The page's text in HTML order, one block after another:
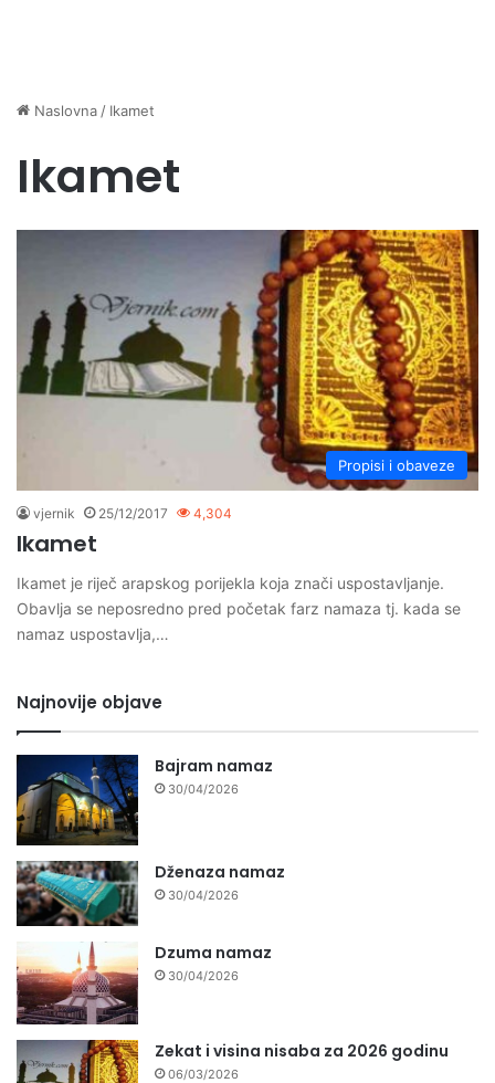
Naslovna / Ikamet
Ikamet
Propisi i obaveze
vjernik 25/12/2017 4,304
Ikamet
Ikamet je riječ arapskog porijekla koja znači uspostavljanje.
Obavlja se neposredno pred početak farz namaza tj. kada se
namaz uspostavlja,…
Najnovije objave
Bajram namaz
30/04/2026
Dženaza namaz
30/04/2026
Dzuma namaz
30/04/2026
Zekat i visina nisaba za 2026 godinu
06/03/2026